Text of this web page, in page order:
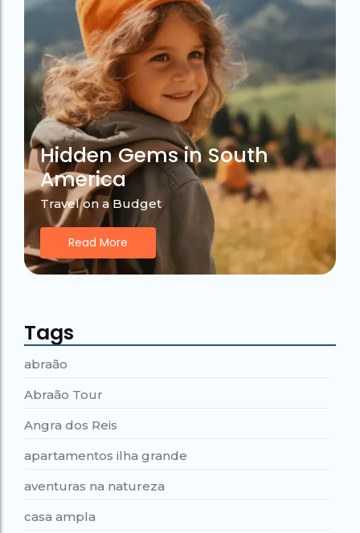
Hidden Gems in South
America
Travel on a Budget
Read More
Tags
abraão
Abraão Tour
Angra dos Reis
apartamentos ilha grande
aventuras na natureza
casa ampla